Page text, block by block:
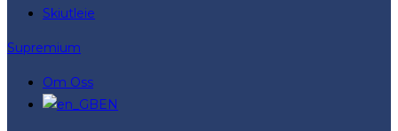
Skiutleie
Supremium
Om Oss
EN